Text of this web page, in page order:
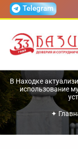
ПерейтиTelegram
В Находке
использование
✦